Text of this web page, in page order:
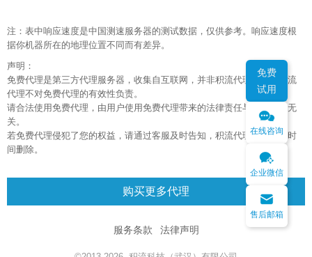
注：表中响应速度是中国测速服务器的测试数据，仅供参考。响应速度根
据你机器所在的地理位置不同而有差异。
声明：
免费代理是第三方代理服务器，收集自互联网，并非积流代理所有，积流
代理不对免费代理的有效性负责。
请合法使用免费代理，由用户使用免费代理带来的法律责任与积流代理无
关。
若免费代理侵犯了您的权益，请通过客服及时告知，积流代理将在第一时
间删除。
购买更多代理
服务条款 法律声明
免费
试用
在线咨询
企业微信
售后邮箱